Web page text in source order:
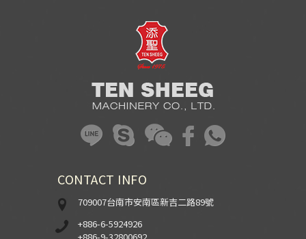
CONTACT INFO
709007台南市安南區新吉二路89號
+886-6-5924926